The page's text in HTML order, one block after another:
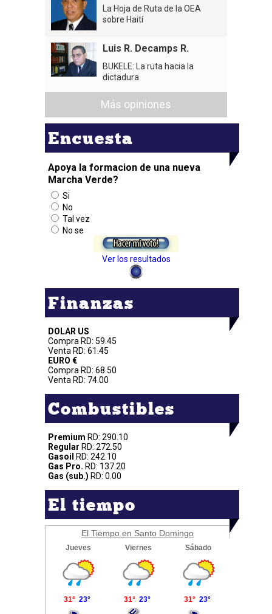
La Hoja de Ruta de la OEA
sobre Haití
Luis R. Decamps R.
BUKELE: La ruta hacia la
dictadura
Más opiniones
Encuesta
Apoya la formacion de una nueva
Marcha Verde?
Si
No
Tal vez
No se
Ver los resultados
Finanzas
DOLAR US
Compra RD: 59.45
Venta RD: 61.45
EURO €
Compra RD: 68.50
Venta RD: 74.00
Combustibles
Premium RD: 290.10
Regular RD: 272.50
Gasoil
RD: 242.10
Gas Pro. RD: 137.20
Gas (sub.) RD: 0.00
El tiempo
El Tiempo en Santo Domingo